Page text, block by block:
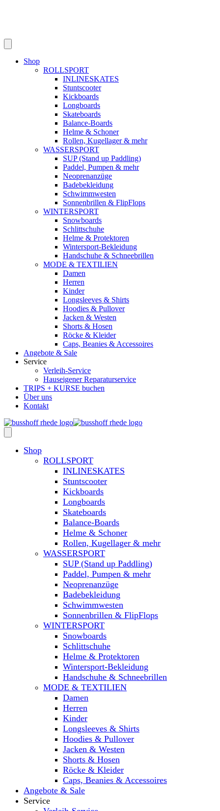
Shop
ROLLSPORT
INLINESKATES
Stuntscooter
Kickboards
Longboards
Skateboards
Balance-Boards
Helme & Schoner
Rollen, Kugellager & mehr
WASSERSPORT
SUP (Stand up Paddling)
Paddel, Pumpen & mehr
Neoprenanzüge
Badebekleidung
Schwimmwesten
Sonnenbrillen & FlipFlops
WINTERSPORT
Snowboards
Schlittschuhe
Helme & Protektoren
Wintersport-Bekleidung
Handschuhe & Schneebrillen
MODE & TEXTILIEN
Damen
Herren
Kinder
Longsleeves & Shirts
Hoodies & Pullover
Jacken & Westen
Shorts & Hosen
Röcke & Kleider
Caps, Beanies & Accessoires
Angebote & Sale
Service
Verleih-Service
Hauseigener Reparaturservice
TRIPS + KURSE buchen
Über uns
Kontakt
Shop
ROLLSPORT
INLINESKATES
Stuntscooter
Kickboards
Longboards
Skateboards
Balance-Boards
Helme & Schoner
Rollen, Kugellager & mehr
WASSERSPORT
SUP (Stand up Paddling)
Paddel, Pumpen & mehr
Neoprenanzüge
Badebekleidung
Schwimmwesten
Sonnenbrillen & FlipFlops
WINTERSPORT
Snowboards
Schlittschuhe
Helme & Protektoren
Wintersport-Bekleidung
Handschuhe & Schneebrillen
MODE & TEXTILIEN
Damen
Herren
Kinder
Longsleeves & Shirts
Hoodies & Pullover
Jacken & Westen
Shorts & Hosen
Röcke & Kleider
Caps, Beanies & Accessoires
Angebote & Sale
Service